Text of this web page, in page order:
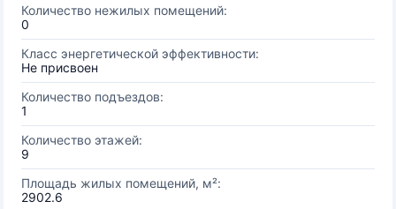
Количество нежилых помещений:
0
Класс энергетической эффективности:
Не присвоен
Количество подъездов:
1
Количество этажей:
9
Площадь жилых помещений, м²:
2902.6